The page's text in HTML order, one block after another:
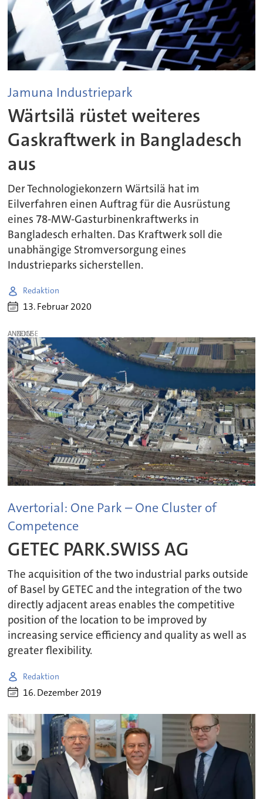
Jamuna Industriepark
Wärtsilä rüstet weiteres
Gaskraftwerk in Bangladesch
aus
Der Technologiekonzern Wärtsilä hat im
Eilverfahren einen Auftrag für die Ausrüstung
eines 78-MW-Gasturbinenkraftwerks in
Bangladesch erhalten. Das Kraftwerk soll die
unabhängige Stromversorgung eines
Industrieparks sicherstellen.
Redaktion
13. Februar 2020
ANZEIGE
Avertorial: One Park – One Cluster of
Competence
GETEC PARK.SWISS AG
The acquisition of the two industrial parks outside
of Basel by GETEC and the integration of the two
directly adjacent areas enables the competitive
position of the location to be improved by
increasing service efficiency and quality as well as
greater flexibility.
Redaktion
16. Dezember 2019